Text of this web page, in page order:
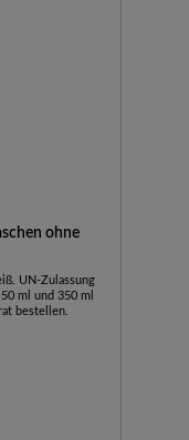
ohne
UN-Zulassung
ml und 350 ml
bestellen.